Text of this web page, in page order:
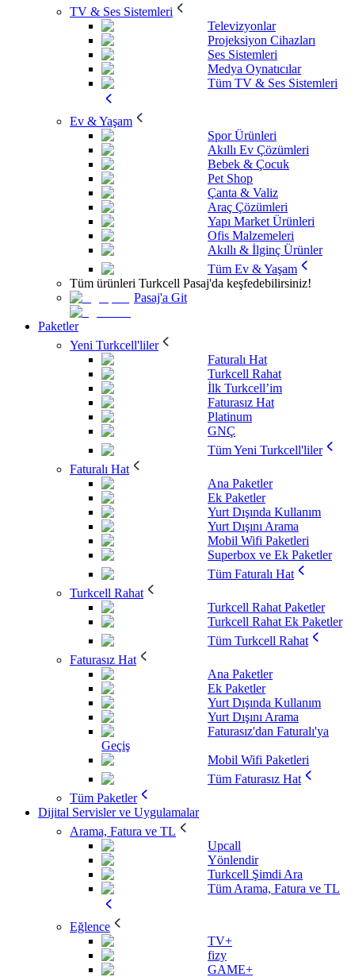
TV & Ses Sistemleri
Televizyonlar
Projeksiyon Cihazları
Ses Sistemleri
Medya Oynatıcılar
Tüm TV & Ses Sistemleri
Ev & Yaşam
Spor Ürünleri
Akıllı Ev Çözümleri
Bebek & Çocuk
Pet Shop
Çanta & Valiz
Araç Çözümleri
Yapı Market Ürünleri
Ofis Malzemeleri
Akıllı & İlginç Ürünler
Tüm Ev & Yaşam
Tüm ürünleri Turkcell Pasaj'da keşfedebilirsiniz!
Pasaj'a Git
Paketler
Yeni Turkcell'liler
Faturalı Hat
Turkcell Rahat
İlk Turkcell’im
Faturasız Hat
Platinum
GNÇ
Tüm Yeni Turkcell'liler
Faturalı Hat
Ana Paketler
Ek Paketler
Yurt Dışında Kullanım
Yurt Dışını Arama
Mobil Wifi Paketleri
Superbox ve Ek Paketler
Tüm Faturalı Hat
Turkcell Rahat
Turkcell Rahat Paketler
Turkcell Rahat Ek Paketler
Tüm Turkcell Rahat
Faturasız Hat
Ana Paketler
Ek Paketler
Yurt Dışında Kullanım
Yurt Dışını Arama
Faturasız'dan Faturalı'ya
Geçiş
Mobil Wifi Paketleri
Tüm Faturasız Hat
Tüm Paketler
Dijital Servisler ve Uygulamalar
Arama, Fatura ve TL
Upcall
Yönlendir
Turkcell Şimdi Ara
Tüm Arama, Fatura ve TL
Eğlence
TV+
fizy
GAME+